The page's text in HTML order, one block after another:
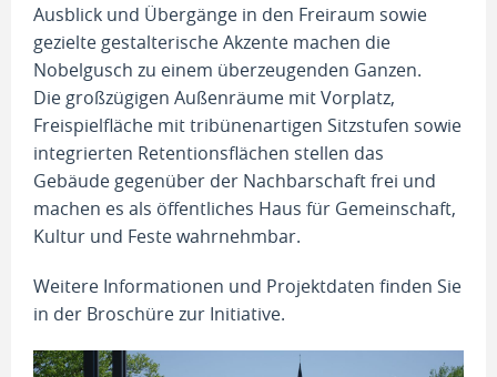
Ausblick und Übergänge in den Freiraum sowie
gezielte gestalterische Akzente machen die
Nobelgusch zu einem überzeugenden Ganzen.
Die großzügigen Außenräume mit Vorplatz,
Freispielfläche mit tribünenartigen Sitzstufen sowie
integrierten Retentionsflächen stellen das
Gebäude gegenüber der Nachbarschaft frei und
machen es als öffentliches Haus für Gemeinschaft,
Kultur und Feste wahrnehmbar.
Weitere Informationen und Projektdaten finden Sie
in der Broschüre zur Initiative.